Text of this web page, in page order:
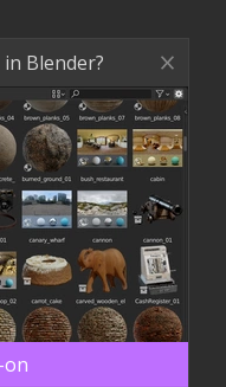
Blender?
on